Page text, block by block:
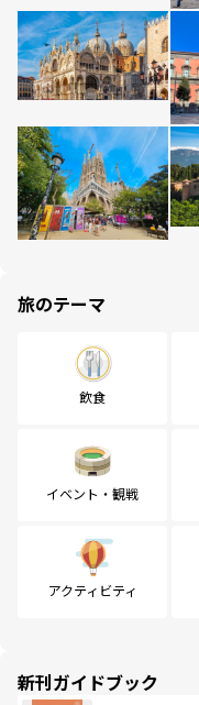
旅のテーマ
飲食
イベント・観戦
アクティビティ
新刊ガイドブック